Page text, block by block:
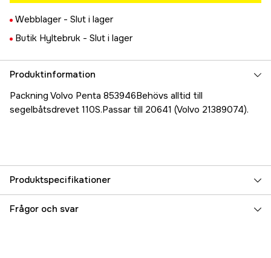
Webblager - Slut i lager
Butik Hyltebruk - Slut i lager
Produktinformation
Packning Volvo Penta 853946Behövs alltid till
segelbåtsdrevet 110S.Passar till 20641 (Volvo 21389074).
Produktspecifikationer
Referensnummer 5000022023
Frågor och svar